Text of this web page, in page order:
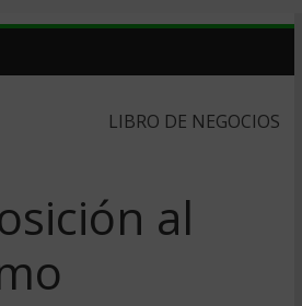
LIBRO DE NEGOCIOS
al